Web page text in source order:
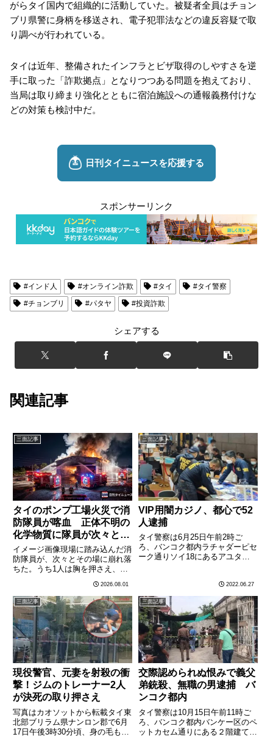
がらタイ国内で組織的に活動していた。被疑者全員はチョン
ブリ県警に身柄を移送され、電子犯罪法などの違反容疑で取
り調べが行われている。
タイは近年、整備されたインフラとビザ取得のしやすさを逆
手に取った「詐欺拠点」となりつつある問題を抱えており、
当局は取り締まり強化とともに宿泊施設への通報義務付けな
どの対策も検討中だ。
スポンサーリンク
#インド人 #オンライン詐欺 #タイ
#タイ警察
#チョンブリ
#パタヤ #投資詐欺
シェアする
関連記事
三面記事
タイのポンプ工場火災で消
防隊員が喀血 正体不明の
化学物質に隊員が次々と昏
倒
イメージ画像現場に踏み込んだ消
防隊員が、次々とその場に崩れ落
ちた。うち1人は胸を押さえ、口
ノンタブリー県ムアン郡バーンク
ラーン地区で起きた倉庫火災は、
ただの火事では終わらなかった。
火の手が上がったのは、バー
ン………
2026.08.01
三面記事
VIP用闇カジノ、都心で52
人逮捕
タイ警察は6月25日午前2時ご
ろ、バンコク都内ラチャダーピセ
ーク通りソイ18にあるアユタ
た外国人ら52人を現行犯逮捕し
た。27日現地メディアの報道に
よれば、警察当局は、市民の通報
に………
2022.06.27
三面記事
現役警官、元妻を射殺の衝
撃！ジムのトレーナー2人
が決死の取り押さえ
写真はカオソットから転載タイ東
北部ブリラム県ナンロン郡で6月
17日午後3時30分頃、身の毛もよ
三面記事
交際認められぬ恨みで義父
弟銃殺、無職の男逮捕 バ
ンコク都内
タイ警察は10月15日午前11時ご
ろ、バンコク都内バンケー区のペ
ットカセム通りにある２階建てタ